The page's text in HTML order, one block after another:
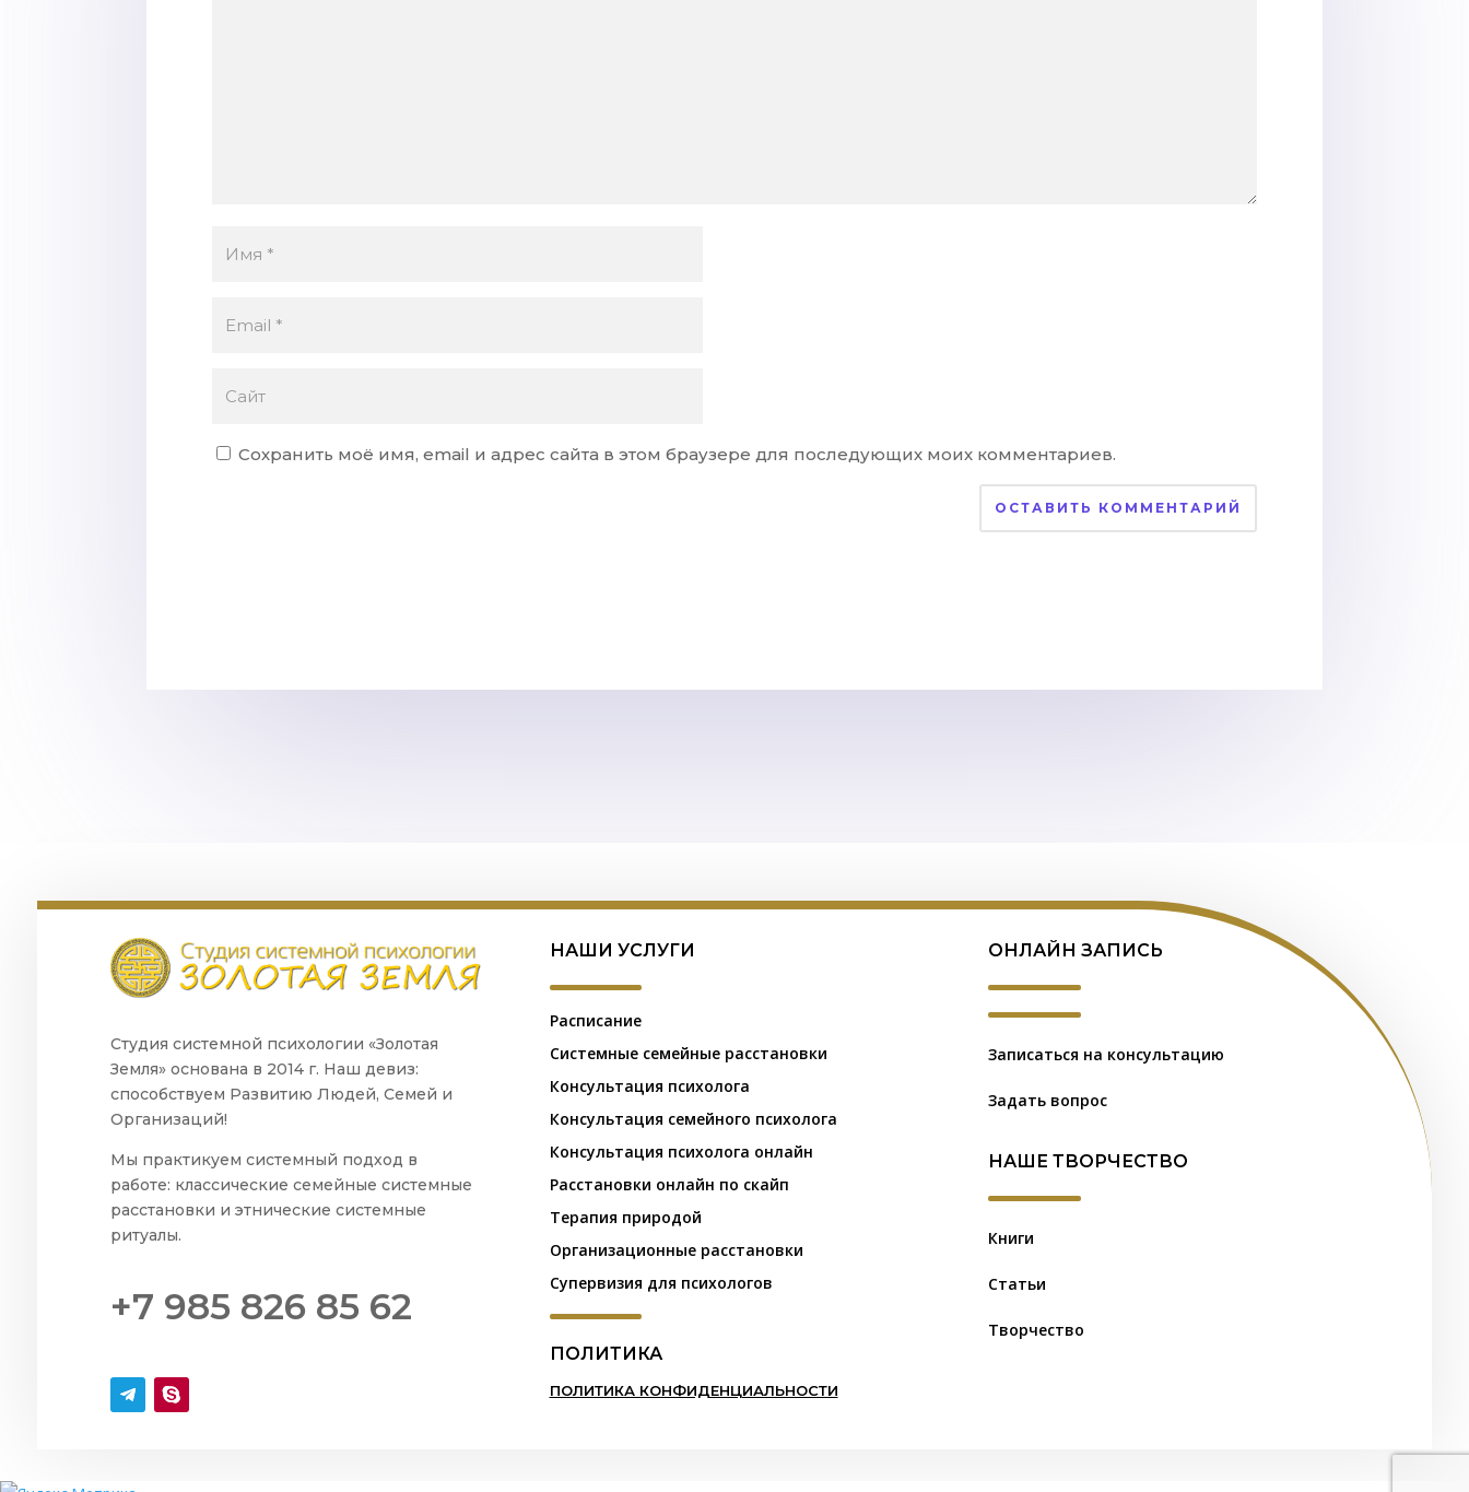
Сохранить моё имя, email и адрес сайта в этом браузере для последующих моих комментариев.
ОСТАВИТЬ КОММЕНТАРИЙ
Студия системной психологии «Золотая
Земля» основана в 2014 г. Наш девиз:
способствуем Развитию Людей, Семей и
Организаций!
Мы практикуем системный подход в
работе: классические семейные системные
расстановки и этнические системные
ритуалы.
+7 985 826 85 62
НАШИ УСЛУГИ
Расписание
Системные семейные расстановки
Консультация психолога
Консультация семейного психолога
Консультация психолога онлайн
Расстановки онлайн по скайп
Терапия природой
Организационные расстановки
Супервизия для психологов
ПОЛИТИКА
ПОЛИТИКА КОНФИДЕНЦИАЛЬНОСТИ
ОНЛАЙН ЗАПИСЬ
Записаться на консультацию
Задать вопрос
НАШЕ ТВОРЧЕСТВО
Книги
Статьи
Творчество